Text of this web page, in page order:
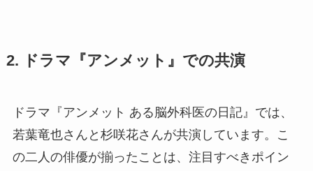
2. ドラマ『アンメット』での共演
ドラマ『アンメット ある脳外科医の日記』では、
若葉竜也さんと杉咲花さんが共演しています。こ
の二人の俳優が揃ったことは、注目すべきポイン